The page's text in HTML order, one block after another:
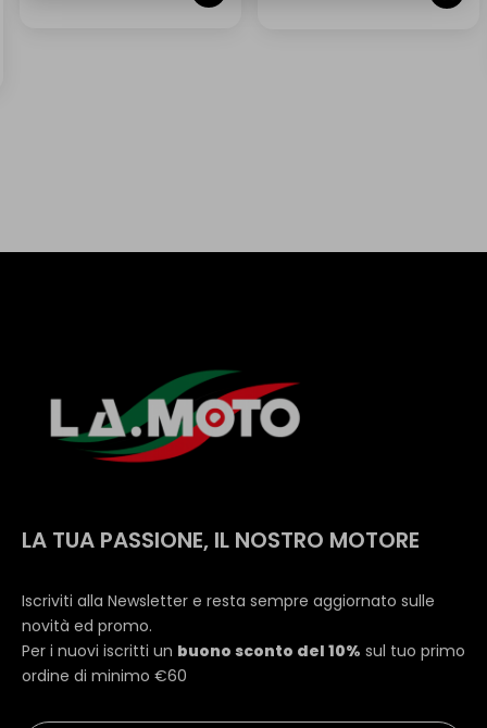
LA TUA PASSIONE, IL NOSTRO MOTORE
Iscriviti alla Newsletter e resta sempre aggiornato sulle
novità ed promo.
Per i nuovi iscritti un buono sconto del 10% sul tuo primo
ordine di minimo €60